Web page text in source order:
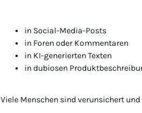
in Social-Media-Posts
in Foren oder Kommentaren
in KI-generierten Texten
in dubiosen
Viele Menschen sind verunsichert